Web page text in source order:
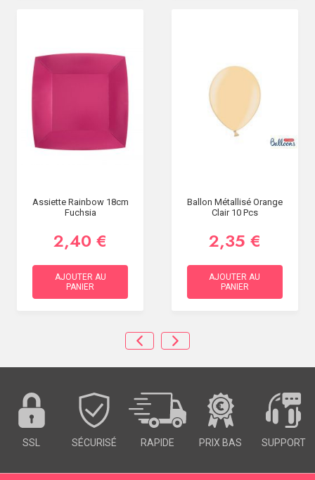
Assiette Rainbow 18cm
Fuchsia
2,40 €
AJOUTER AU
PANIER
Ballon Métallisé Orange
Clair 10 Pcs
2,35 €
AJOUTER AU
PANIER
SSL SÉCURISÉ RAPIDE PRIX BAS SUPPORT